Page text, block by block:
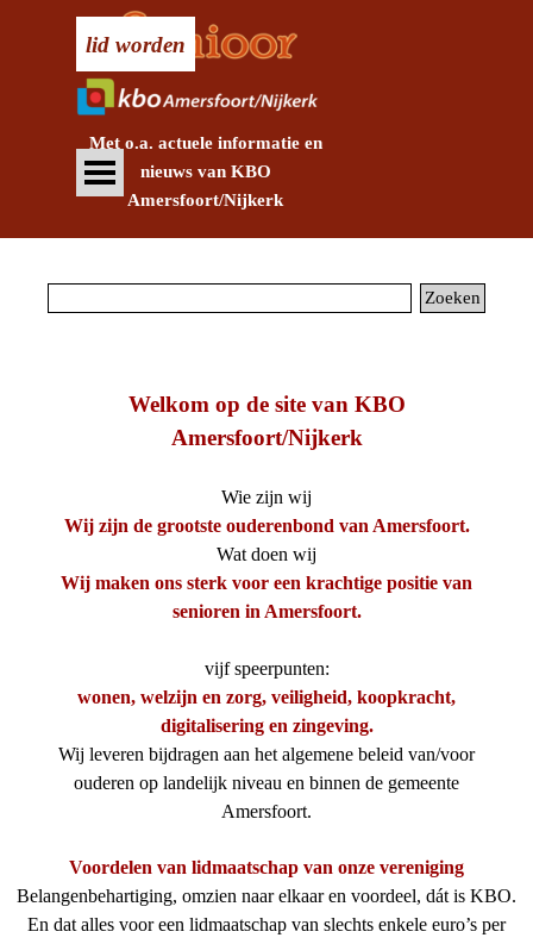
Ga naar de inhoud
lid worden
Met o.a. actuele informatie en
nieuws van KBO
Amersfoort/Nijkerk
Menu overslaan
Zoeken
Welkom op de site van KBO
Amersfoort/Nijkerk
Wie zijn wij
Wij zijn de grootste ouderenbond van Amersfoort.
Wat doen wij
Wij maken ons sterk voor een krachtige positie van
senioren in Amersfoort.
vijf speerpunten:
wonen, welzijn en zorg, veiligheid, koopkracht,
digitalisering en zingeving.
Wij leveren bijdragen aan het algemene beleid van/voor
ouderen op landelijk niveau en binnen de gemeente
Amersfoort.
Voordelen van lidmaatschap van onze vereniging
Belangenbehartiging, omzien naar elkaar en voordeel, dát is KBO.
En dat alles voor een lidmaatschap van slechts enkele euro’s per